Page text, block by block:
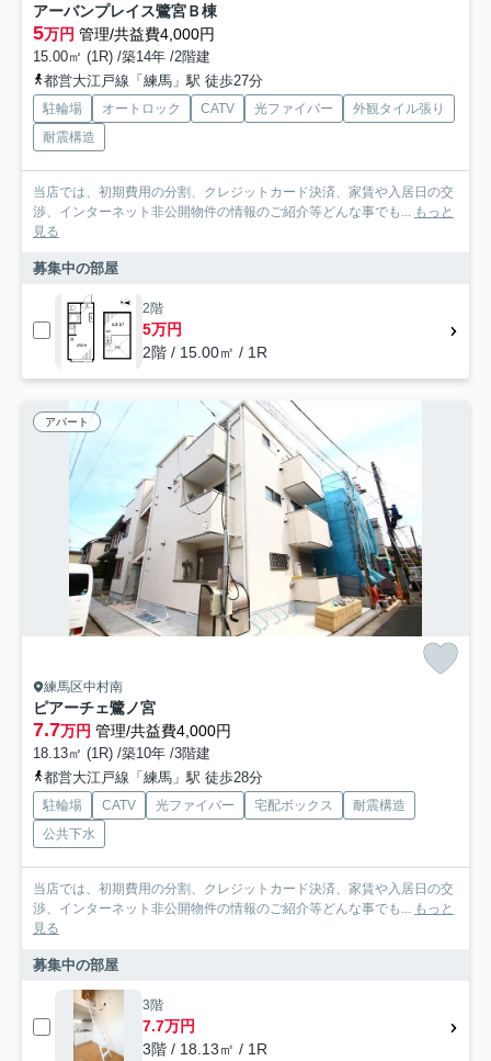
アーバンプレイス鷺宮Ｂ棟
5万円 管理/共益費4,000円
15.00㎡ (1R) /築14年 /2階建
都営大江戸線「練馬」駅 徒歩27分
駐輪場 オートロック CATV 光ファイバー
外観タイル張り
耐震構造
当店では、初期費用の分割、クレジットカード決済、家賃や入居日の交
渉、インターネット非公開物件の情報のご紹介等どんな事でも...
もっと
見る
募集中の部屋
2階
5万円
2階 / 15.00㎡ / 1R
アパート
練馬区中村南
ピアーチェ鷺ノ宮
7.7万円 管理/共益費4,000円
18.13㎡ (1R) /築10年 /3階建
都営大江戸線「練馬」駅 徒歩28分
駐輪場 CATV 光ファイバー 宅配ボックス
耐震構造
公共下水
当店では、初期費用の分割、クレジットカード決済、家賃や入居日の交
渉、インターネット非公開物件の情報のご紹介等どんな事でも...
もっと
見る
募集中の部屋
3階
7.7万円
3階 / 18.13㎡ / 1R